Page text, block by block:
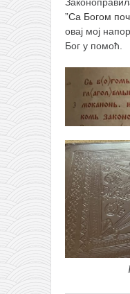
”Са Богом
овај мој
Бог у помоћ.